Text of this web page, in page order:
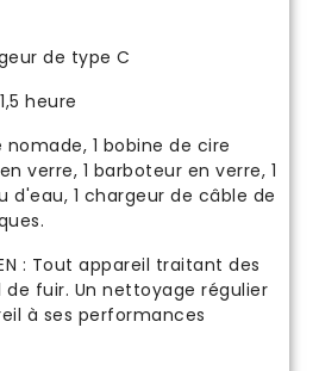
de type C
heure
1 bobine de cire
verre, 1 barboteur en verre, 1
d'eau, 1 chargeur de câble de
: Tout appareil traitant des
fuir. Un nettoyage régulier
à ses performances